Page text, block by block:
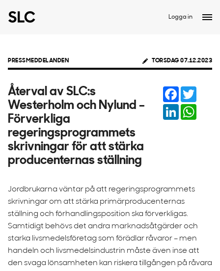
Logga in
PRESSMEDDELANDEN TORSDAG 07.12.2023
Återval av SLC:s
Westerholm och Nylund –
Förverkliga
regeringsprogrammets
skrivningar för att stärka
producenternas ställning
Facebook
LinkedIn
Jordbrukarna väntar på att regeringsprogrammets
skrivningar om att stärka primärproducenternas
ställning och förhandlingsposition ska förverkligas.
Samtidigt behövs det andra marknadsåtgärder och
starka livsmedelsföretag som förädlar råvaror – men
handeln och livsmedelsindustrin måste även inse att
den svaga lönsamheten kan riskera tillgången på råvara